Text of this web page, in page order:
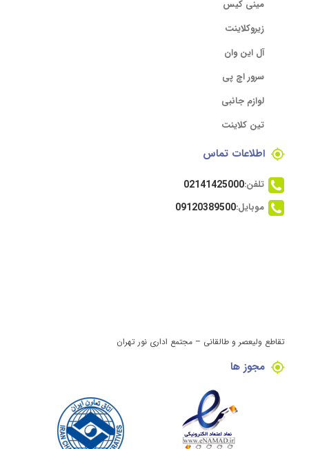
مینی کیس
زیروکلاینت
آل این وان
سرور اچ پی
لوازم جانبی
تین کلاینت
اطلاعات تماس
تلفن:02141425000
موبایل:09120389500
تقاطع ولیعصر و طالقانی – مجتمع اداری نور تهران
مجوز ها